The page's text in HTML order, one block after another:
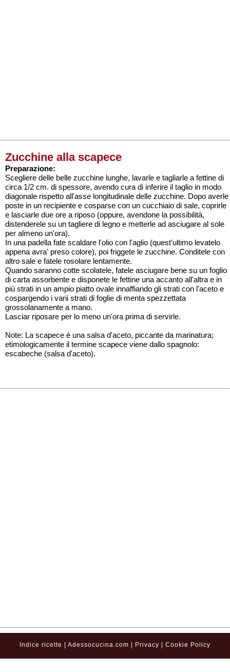
Zucchine alla scapece
Preparazione:
Scegliere delle belle zucchine lunghe, lavarle e tagliarle a fettine di
circa 1/2 cm. di spessore, avendo cura di inferire il taglio in modo
diagonale rispetto all'asse longitudinale delle zucchine. Dopo averle
poste in un recipiente e cosparse con un cucchiaio di sale, coprirle
e lasciarle due ore a riposo (oppure, avendone la possibilità,
distenderele su un tagliere di legno e metterle ad asciugare al sole
per almeno un'ora).
In una padella fate scaldare l'olio con l'aglio (quest'ultimo levatelo
appena avra' preso colore), poi friggete le zucchine. Conditele con
altro sale e fatele rosolare lentamente.
Quando saranno cotte scolatele, fatele asciugare bene su un foglio
di carta assorbente e disponete le fettine una accanto all'altra e in
più strati in un ampio piatto ovale innaffiando gli strati con l'aceto e
cospargendo i varii strati di foglie di menta spezzettata
grossolanamente a mano.
Lasciar riposare per lo meno un'ora prima di servirle.
Note: La scapece è una salsa d'aceto, piccante da marinatura;
etimologicamente il termine scapece viene dallo spagnolo:
escabeche (salsa d'aceto).
Indice ricette Adessocucina.com Privacy Cookie Policy